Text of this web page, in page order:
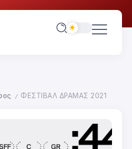
/ ΦΕΣΤΙΒΑΛ ΔΡΑΜΑΣ 2021